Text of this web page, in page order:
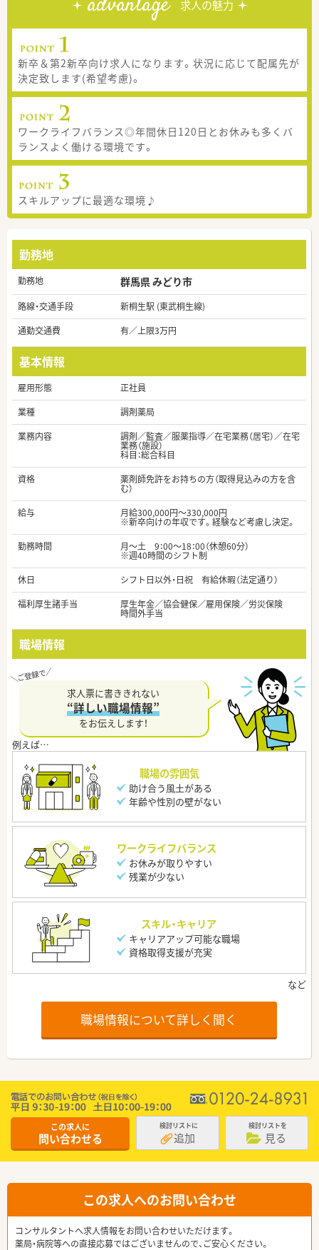
求人の魅力
新卒＆第2新卒向け求人になります。状況に応じて配属先が
決定致します(希望考慮)。
ワークライフバランス◎年間休日120日とお休みも多くバ
ランスよく働ける環境です。
スキルアップに最適な環境♪
勤務地
勤務地 群馬県 みどり市
路線・交通手段
新桐生駅 (東武桐生線)
通勤交通費
有／上限3万円
基本情報
雇用形態
正社員
業種
調剤薬局
業務内容
調剤／監査／服薬指導／在宅業務（居宅）／在宅
業務（施設）
科目：総合科目
資格
薬剤師免許をお持ちの方（取得見込みの方を含
む）
給与
月給300,000円～330,000円
※新卒向けの年収です。経験など考慮し決定。
勤務時間
月～土 9：00～18：00（休憩60分）
※週40時間のシフト制
休日
シフト日以外・日祝 有給休暇（法定通り）
福利厚生諸手当
厚生年金／協会健保／雇用保険／労災保険
時間外手当
職場情報
求人票に書ききれない
“詳しい職場情報”
をお伝えします！
職場の雰囲気
助け合う風土がある
年齢や性別の壁がない
ワークライフバランス
お休みが取りやすい
残業が少ない
スキル・キャリア
キャリアアップ可能な職場
資格取得支援が充実
職場情報について詳しく聞く
この求人に
問い合わせる
検討リストに
追加
検討リストを
見る
この求人へのお問い合わせ
コンサルタントへ求人情報をお問い合わせいただけます。
薬局・病院等への直接応募ではございませんので、ご安心ください。